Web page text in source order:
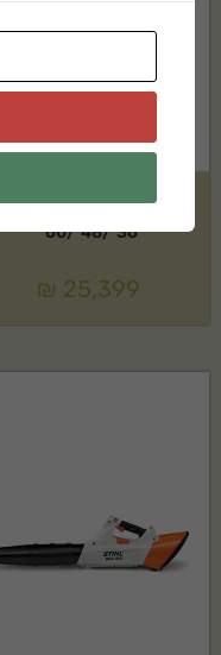
מאווררת צינוריות נגררת
36"/48"/60"
₪ 25,399